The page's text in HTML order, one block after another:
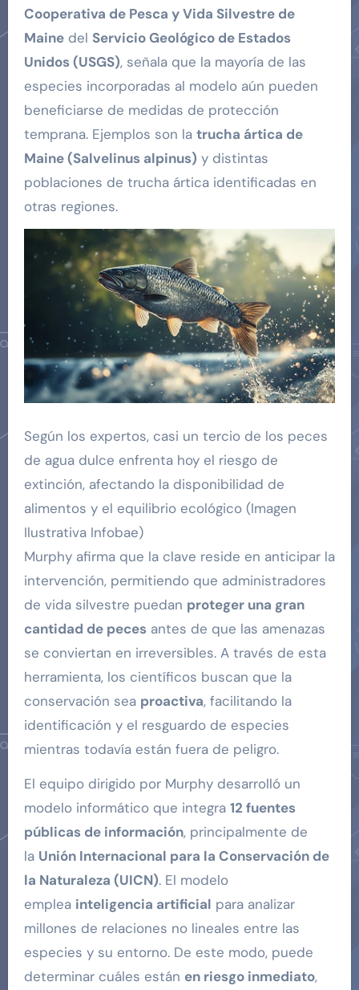
Cooperativa de Pesca y Vida Silvestre de
Mainedel Servicio Geológico de Estados
Unidos (USGS), señala que la mayoría de las
especies incorporadas al modelo aún pueden
beneficiarse de medidas de protección
temprana. Ejemplos son la trucha ártica de
Maine (Salvelinus alpinus) y distintas
poblaciones de trucha ártica identificadas en
otras regiones.
Según los expertos, casi un tercio de los peces
de agua dulce enfrenta hoy el riesgo de
extinción, afectando la disponibilidad de
alimentos y el equilibrio ecológico (Imagen
Ilustrativa Infobae)
Murphy afirma que la clave reside en anticipar la
intervención, permitiendo que administradores
de vida silvestre puedan proteger una gran
cantidad de pecesantes de que las amenazas
se conviertan en irreversibles. A través de esta
herramienta, los científicos buscan que la
conservación sea proactiva, facilitando la
identificación y el resguardo de especies
mientras todavía están fuera de peligro.
El equipo dirigido por Murphy desarrolló un
modelo informático que integra 12 fuentes
públicas de información, principalmente de
la Unión Internacional para la Conservación de
la Naturaleza (UICN). El modelo
emplea inteligencia artificial para analizar
millones de relaciones no lineales entre las
especies y su entorno. De este modo, puede
determinar cuáles están en riesgo inmediato,